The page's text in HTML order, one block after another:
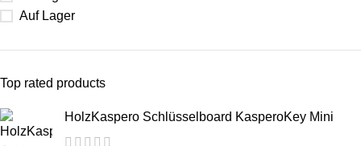
Auf Lager
Top rated products
HolzKaspero Schlüsselboard KasperoKey Mini